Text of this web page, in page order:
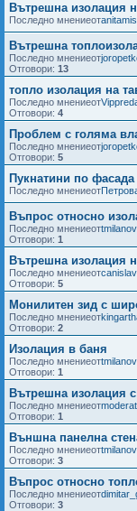
Вътрешна изолация
Последно мнениеот
Вътрешна
Последно мнениеот
Отговори: 13
топло изолация на
Последно мнениеот
Отговори: 4
Проблем с голяма
Последно мнениеот
Отговори: 5
Пукнатини по
Последно мнениеот
Въпрос относно
Последно мнениеотtmilanov
Отговори: 1
Вътрешна изолация
Последно мнениеотcanislav
Отговори: 5
Монилитен зид с
Последно мнениеот
Отговори: 2
Изолация в баня
Последно мнениеотtmilanov
Отговори: 1
Вътрешна изолация
Последно мнениеот
Отговори: 1
Външна панелна
Последно мнениеотtmilanov
Отговори: 3
Въпрос относно
Последно мнениеот
Отговори: 3